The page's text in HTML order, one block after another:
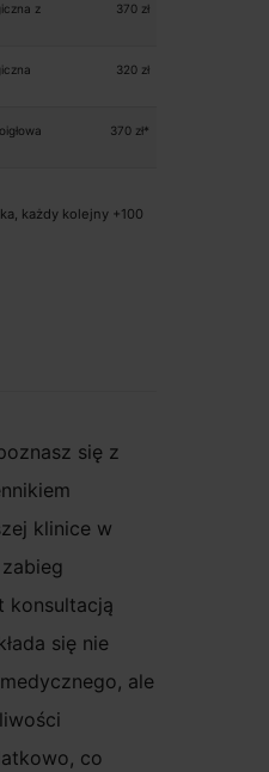
z
370 zł
320 zł
370 zł*
każdy kolejny +100
się z
klinice w
konsultacją
się nie
ale
co